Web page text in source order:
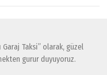
Garaj Taksi” olarak, güzel
gurur duyuyoruz.